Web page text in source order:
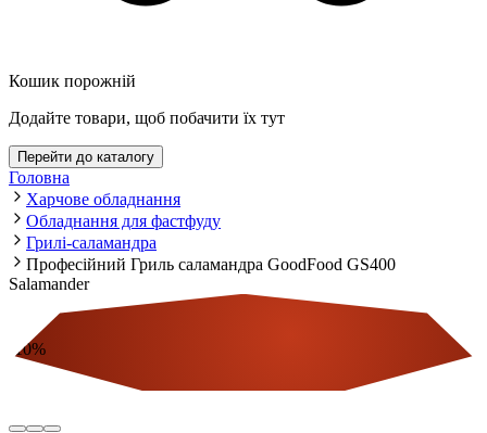
Кошик порожній
Додайте товари, щоб побачити їх тут
Перейти до каталогу
Головна
Харчове обладнання
Обладнання для фастфуду
Грилі-саламандра
Професійний Гриль саламандра GoodFood GS400
Salamander
10%